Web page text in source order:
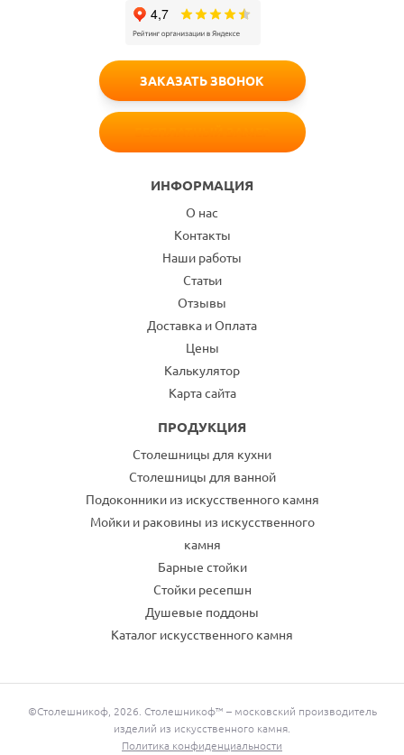
ИНФОРМАЦИЯ
О нас
Контакты
Наши работы
Статьи
Отзывы
Доставка и Оплата
Цены
Калькулятор
Карта сайта
ПРОДУКЦИЯ
Столешницы для кухни
Столешницы для ванной
Подоконники из искусственного камня
Мойки и раковины из искусственного
камня
Барные стойки
Стойки ресепшн
Душевые поддоны
Каталог искусственного камня
ЗАКАЗАТЬ ЗВОНОК
©Столешникоф, 2026. Столешникоф™ – московский производитель
изделий из искусственного камня.
Политика конфиденциальности